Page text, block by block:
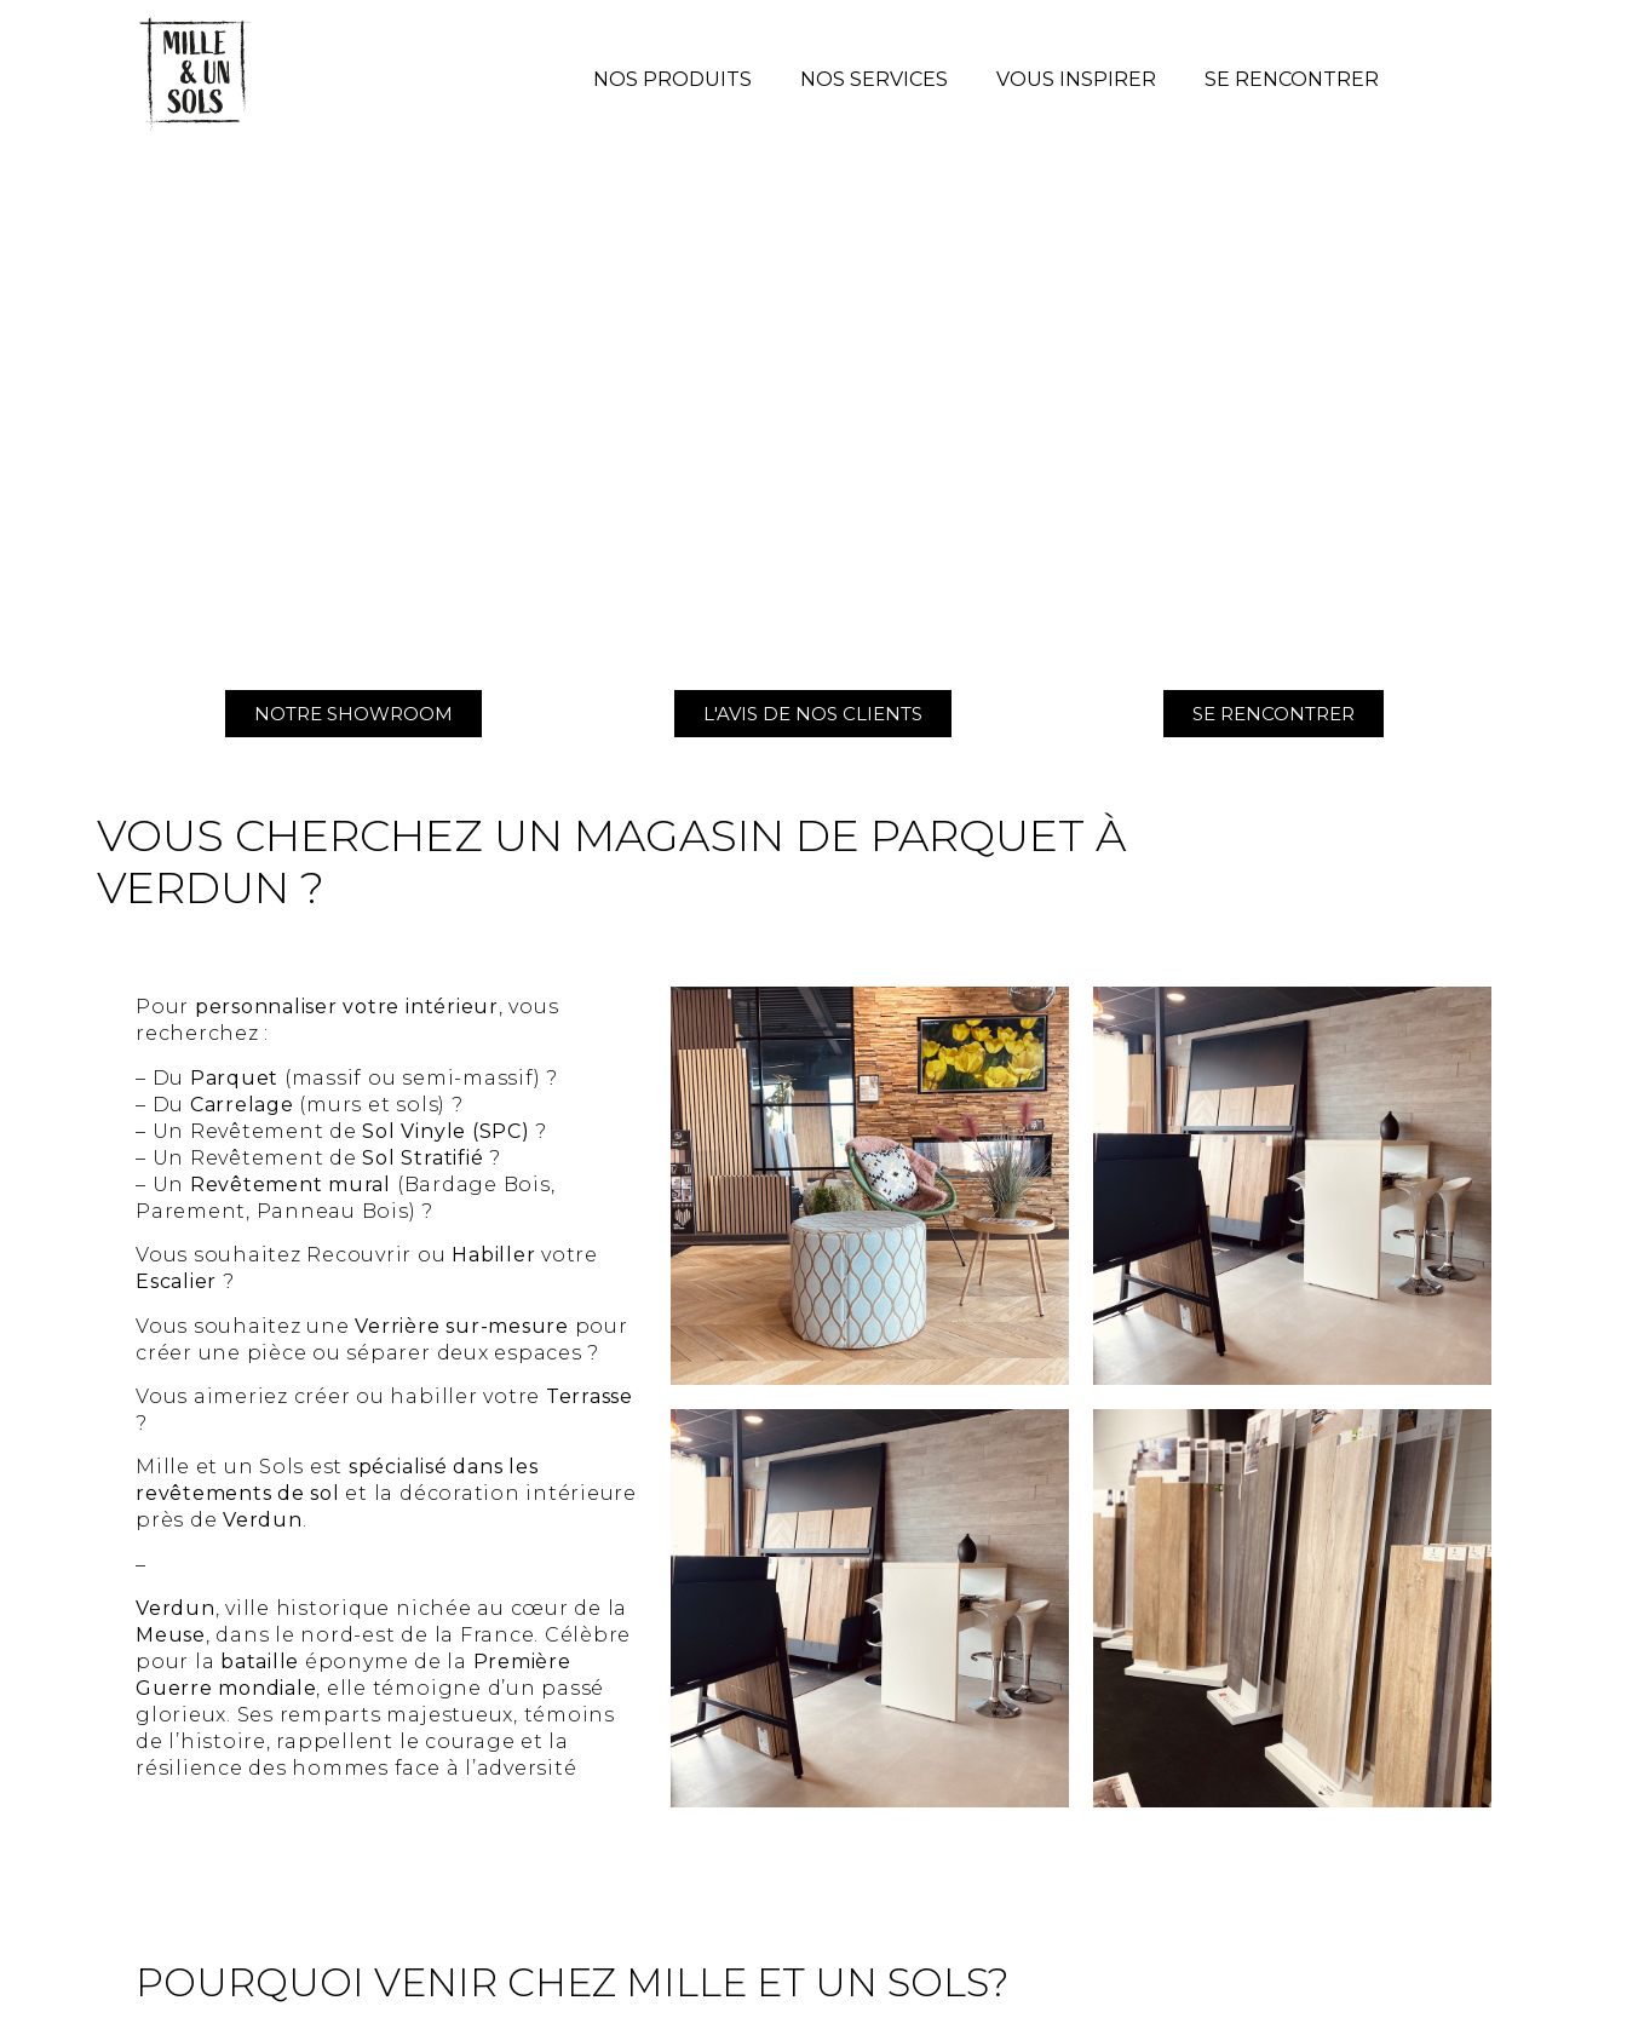
NOS PRODUITS NOS SERVICES VOUS INSPIRER SE RENCONTRER
NOTRE SHOWROOM L'AVIS DE NOS CLIENTS SE RENCONTRER
VOUS CHERCHEZ UN MAGASIN DE PARQUET À
VERDUN ?
Pour personnaliser votre intérieur, vous
recherchez :
– Du Parquet (massif ou semi-massif) ?
– Du Carrelage (murs et sols) ?
– Un Revêtement deSol Vinyle (SPC) ?
– Un Revêtement deSol Stratifié ?
– Un Revêtement mural
(Bardage Bois,
Parement, Panneau Bois) ?
Vous souhaitez Recouvrir ou Habiller votre
Escalier ?
Vous souhaitez uneVerrière sur-mesure pour
créer une pièce ou séparer deux espaces ?
Vous aimeriez créer ou habiller votre Terrasse
?
Mille et un Sols est spécialisé dans les
revêtements de sol
et la décoration intérieure
près deVerdun.
–
Verdun, ville historique nichée au cœur de la
Meuse, dans le nord-est de la France. Célèbre
pour la bataille éponyme de la Première
Guerre mondiale, elle témoigne d’un passé
glorieux. Ses remparts majestueux, témoins
de l’histoire, rappellent le courage et la
résilience des hommes face à l’adversité
POURQUOI VENIR CHEZ MILLE ET UN SOLS?